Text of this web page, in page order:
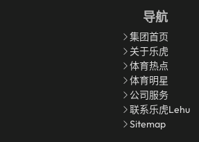
导航
集团首页
关于乐虎
体育热点
体育明星
公司服务
联系乐虎lehu
Sitemap